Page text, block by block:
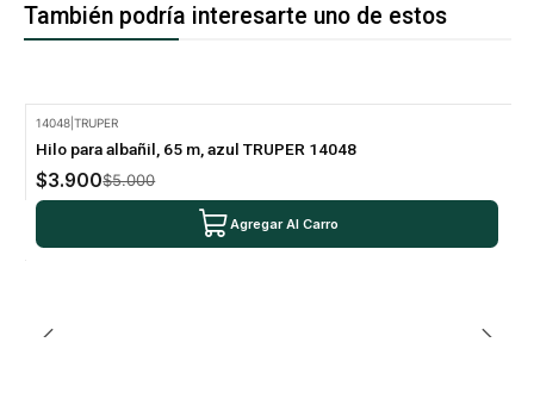
También podría interesarte uno de estos
14048 |TRUPER
Hilo para albañil, 65 m, azul TRUPER 14048
$3.900$5.000
Agregar Al Carro